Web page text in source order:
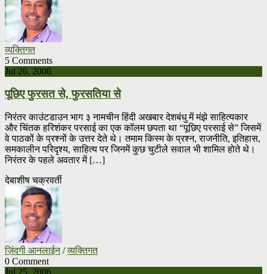
व्यक्तिगत
5 Comments
Jul 26, 2006
पूछिए फुरसत से, फुरसतिया से
निरंतर काउंटडाउन भाग ३ नामचीन हिंदी अखबार देशबंधु में मंझे साहित्यकार
और चिंतक हरिशंकर परसाई का एक कॉलम छपता था “पूछिए परसाई से” जिसमें
वे पाठकों के प्रश्नों के उत्तर देते थे। तमाम किस्म के प्रश्न, राजनीति, इतिहास,
समकालीन परिदृश्य, साहित्य पर जिनमें कुछ चुटीले सवाल भी शामिल होते थे।
निरंतर के पहले अवतार में […]
देबाशीष चक्रवर्ती
ज़िंदगी आनलाईन/व्यक्तिगत
0 Comment
Jul 25, 2006